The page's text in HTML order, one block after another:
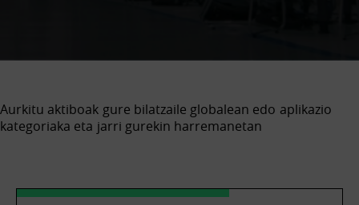
Aurkitu aktiboak gure bilatzaile globalean edo aplikazio
kategoriaka eta jarri gurekin harremanetan